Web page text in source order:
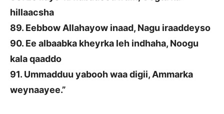
hillaacsha
89. Eebbow Allahayow inaad, Nagu iraaddeyso
90. Ee albaabka kheyrka leh indhaha, Noogu
kala qaaddo
91. Ummadduu yabooh waa digii, Ammarka
weynaayee.”